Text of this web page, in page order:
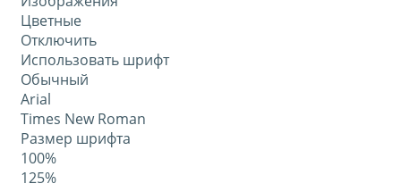
Цветные
Отключить
Использовать шрифт
Обычный
Arial
Times New Roman
Размер шрифта
100%
125%